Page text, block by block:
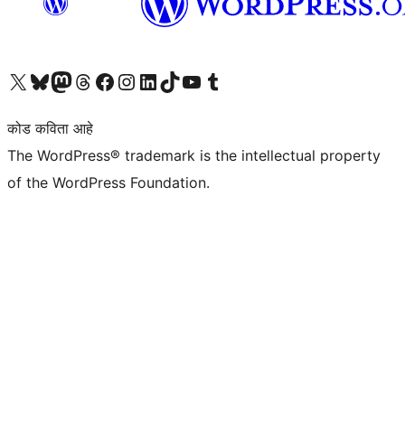
आमच्या X (एक्स) (पूर्वीचे ट्विटर) खात्याला भेट द्या आमच्या ब्लूस्की खात्याला भेट द्या.आमच्या Mastodon खात्याला भेट द्या.आमच्या थ्रेड्स खात्याला भेट द्या. आमच्या फेसबुक पेजला भेट द्या आमच्या इंस्टाग्राम खात्याला भेट द्या आमच्या लिंक्डइन खात्याला भेट द्या आमच्या टिकटॉक अकाउंटला भेट द्या.आमच्या यूट्यूब चॅनेलला भेट द्या आमच्या टंबलर खात्याला भेट द्या.
कोड कविता आहे
The WordPress® trademark is the intellectual property
of the WordPress Foundation.